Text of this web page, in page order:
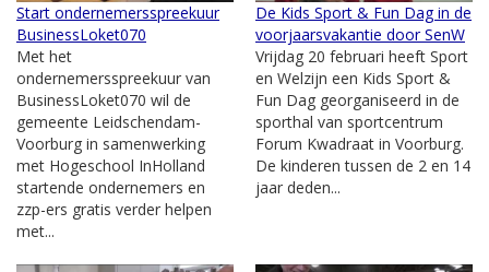
Start ondernemersspreekuur
BusinessLoket070
Met het
ondernemersspreekuur van
BusinessLoket070 wil de
gemeente Leidschendam-
Voorburg in samenwerking
met Hogeschool InHolland
startende ondernemers en
zzp-ers gratis verder helpen
met...
De Kids Sport & Fun Dag in de
voorjaarsvakantie door SenW
Vrijdag 20 februari heeft Sport
en Welzijn een Kids Sport &
Fun Dag georganiseerd in de
sporthal van sportcentrum
Forum Kwadraat in Voorburg.
De kinderen tussen de 2 en 14
jaar deden...